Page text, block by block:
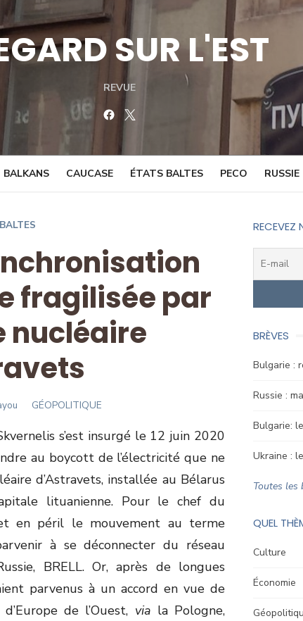
SUR L'EST
REVUE
Facebook
BALKANS CAUCASE ÉTATS BALTES PECO RUSSIE
fragilisée par
nucléaire
GÉOPOLITIQUE
s’est insurgé le 12 juin 2020
au boycott de l’électricité que ne
d’Astravets, installée au Bélarus
lituanienne. Pour le chef du
en péril le mouvement au terme
à se déconnecter du réseau
BRELL. Or, après de longues
parvenus à un accord en vue de
de l’Ouest, via la Pologne,
RECEVEZ
BRÈVES
Bulgarie :
Russie :
Bulgarie:
Ukraine :
Toutes les
QUEL
Culture
Économie